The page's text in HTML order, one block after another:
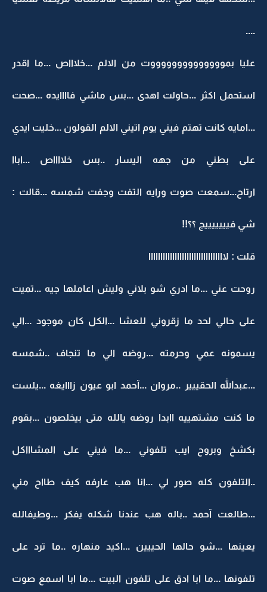
....
عليا بمووووووووووووووت من الالم ...خلاااص ...ما اقدر
استحمل اكثر ...حاولت اهدى ...بس ماشي فاااايده ...صحت
...امايه كانت تهتم فيني يوم اتيني الالم القولون ...خليت ايدي
على بطني من جهه اليسار ..بس خلااااص ...اباا
ارتاح...سمعت صوت ورايه التفت وجفت شمسه ...قالت :
شي فيييييييج ؟؟!!
قلت : لاااااااااااااااااااااااااااااااا
روحت عني ...ما ادري شو بلاني وليش اعاملها جيه ...تميت
على حالي لحد ما زقروني للعشا ...الكل كان موجود ...الي
يسمونه عمي وحرمته ...روضه الي ما تنجاف ..شمسه
...عبدالله الحقييير ..مروان ...آحمد ابو عيون زااايغه ...يلست
ما كنت مشتهييه اابدا روضه يالله متى بيخلصون ...بقوم
بكشخ وبروح ايب تلفوني ...ما فيني على المشاااكل
..التلفون كله صور لي ...انا هب عارفه كيف طااح مني
...طالعت آحمد ..باله هب عندنا شكله يفكر ...وطيفالله
يعينها ...شو حالها الحييين ...اكيد منهاره ..ما ترد على
تلفونها ...ما ابا ادق على تلفون البيت ...ما ابا اسمع صوت